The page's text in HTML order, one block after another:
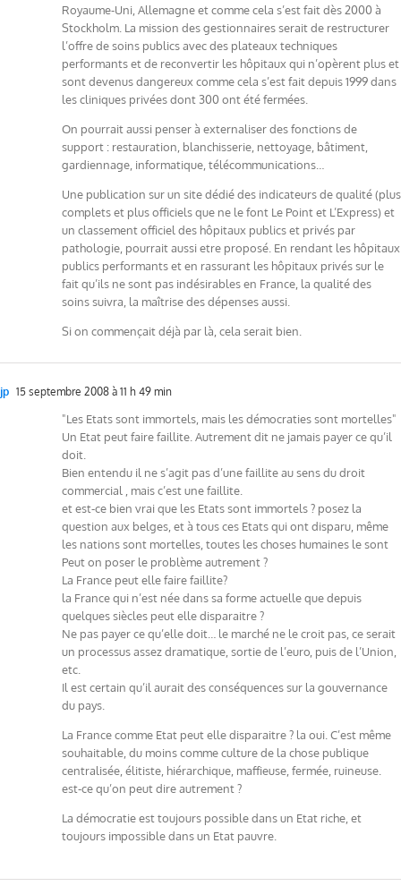
Royaume-Uni, Allemagne et comme cela s’est fait dès 2000 à
Stockholm. La mission des gestionnaires serait de restructurer
l’offre de soins publics avec des plateaux techniques
performants et de reconvertir les hôpitaux qui n’opèrent plus et
sont devenus dangereux comme cela s’est fait depuis 1999 dans
les cliniques privées dont 300 ont été fermées.
On pourrait aussi penser à externaliser des fonctions de
support : restauration, blanchisserie, nettoyage, bâtiment,
gardiennage, informatique, télécommunications…
Une publication sur un site dédié des indicateurs de qualité (plus
complets et plus officiels que ne le font Le Point et L’Express) et
un classement officiel des hôpitaux publics et privés par
pathologie, pourrait aussi etre proposé. En rendant les hôpitaux
publics performants et en rassurant les hôpitaux privés sur le
fait qu’ils ne sont pas indésirables en France, la qualité des
soins suivra, la maîtrise des dépenses aussi.
Si on commençait déjà par là, cela serait bien.
jp 15 septembre 2008 à 11 h 49 min
"Les Etats sont immortels, mais les démocraties sont mortelles"
Un Etat peut faire faillite. Autrement dit ne jamais payer ce qu’il
doit.
Bien entendu il ne s’agit pas d’une faillite au sens du droit
commercial , mais c’est une faillite.
et est-ce bien vrai que les Etats sont immortels ? posez la
question aux belges, et à tous ces Etats qui ont disparu, même
les nations sont mortelles, toutes les choses humaines le sont
Peut on poser le problème autrement ?
La France peut elle faire faillite?
la France qui n’est née dans sa forme actuelle que depuis
quelques siècles peut elle disparaitre ?
Ne pas payer ce qu’elle doit… le marché ne le croit pas, ce serait
un processus assez dramatique, sortie de l’euro, puis de l’Union,
etc.
Il est certain qu’il aurait des conséquences sur la gouvernance
du pays.
La France comme Etat peut elle disparaitre ? la oui. C’est même
souhaitable, du moins comme culture de la chose publique
centralisée, élitiste, hiérarchique, maffieuse, fermée, ruineuse.
est-ce qu’on peut dire autrement ?
La démocratie est toujours possible dans un Etat riche, et
toujours impossible dans un Etat pauvre.